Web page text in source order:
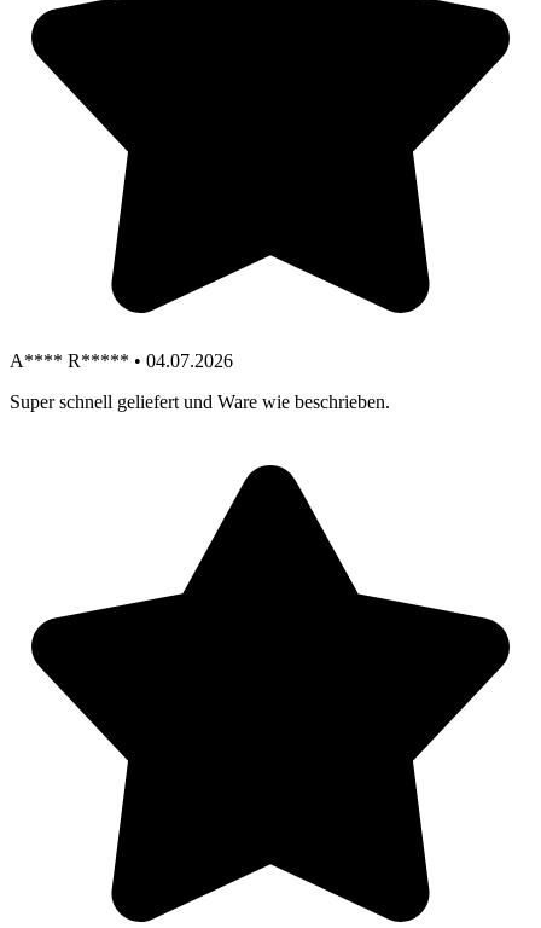
A**** R***** • 04.07.2026
Super schnell geliefert und Ware wie beschrieben.